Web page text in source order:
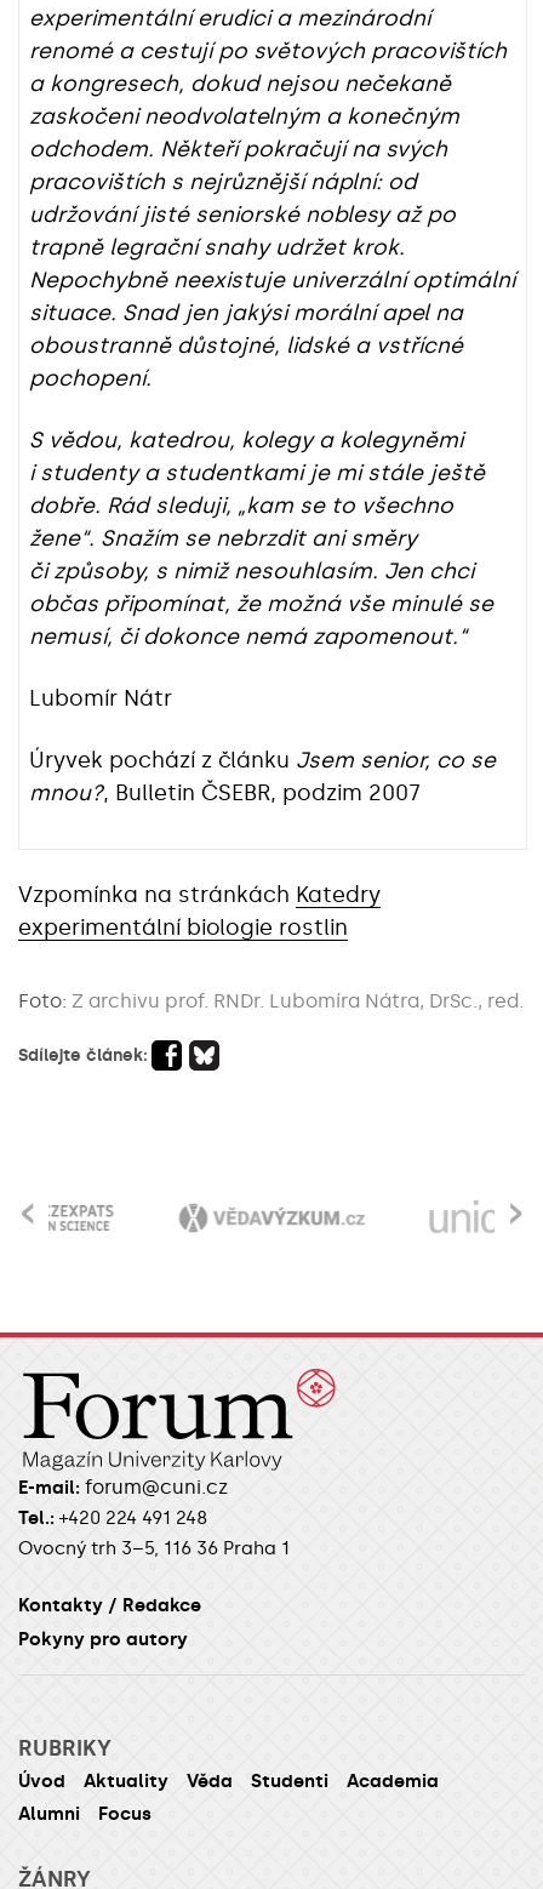
experimentální erudici a mezinárodní
renomé a cestují po světových pracovištích
a kongresech, dokud nejsou nečekaně
zaskočeni neodvolatelným a konečným
odchodem. Někteří pokračují na svých
pracovištích s nejrůznější náplní: od
udržování jisté seniorské noblesy až po
trapně legrační snahy udržet krok.
Nepochybně neexistuje univerzální optimální
situace. Snad jen jakýsi morální apel na
oboustranně důstojné, lidské a vstřícné
pochopení.
S vědou, katedrou, kolegy a kolegyněmi
i studenty a studentkami je mi stále ještě
dobře. Rád sleduji, „kam se to všechno
žene“. Snažím se nebrzdit ani směry
či způsoby, s nimiž nesouhlasím. Jen chci
občas připomínat, že možná vše minulé se
nemusí, či dokonce nemá zapomenout.“
Lubomír Nátr
Úryvek pochází z článku Jsem senior, co se
mnou?, Bulletin ČSEBR, podzim 2007
Vzpomínka na stránkách Katedry
experimentální biologie rostlin
Foto: Z archivu prof. RNDr. Lubomíra Nátra, DrSc., red.
Sdílejte článek:
›
‹
E-mail: forum@cuni.cz
Tel.: +420 224 491 248
Ovocný trh 3–5, 116 36 Praha 1
Kontakty / Redakce
Pokyny pro autory
RUBRIKY
Úvod Aktuality Věda Studenti
Academia
Alumni
Focus
ŽÁNRY